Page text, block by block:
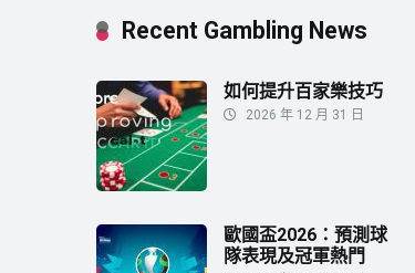
Recent Gambling News
如何提升百家樂技巧
2026 年 12 月 31 日
歐國盃2026：預測球
隊表現及冠軍熱門